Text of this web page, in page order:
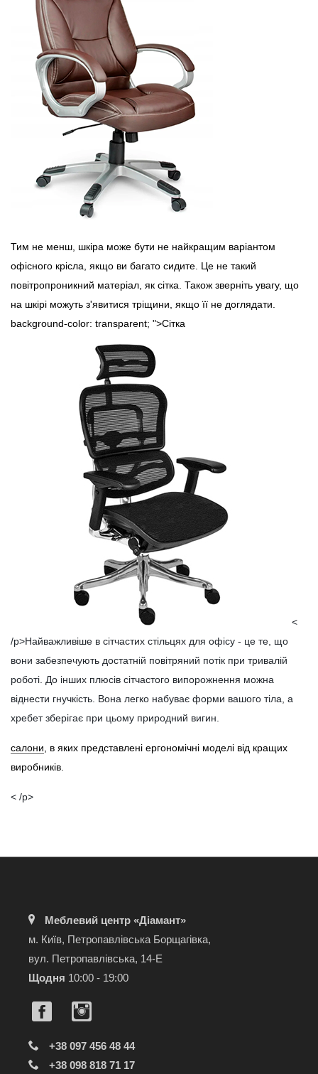
Тим не менш, шкіра може бути не найкращим варіантом
офісного крісла, якщо ви багато сидите. Це не такий
повітропроникний матеріал, як сітка. Також зверніть увагу, що
на шкірі можуть з'явитися тріщини, якщо її не доглядати.
background-color: transparent; ">Сітка
<
/p>Найважливіше в сітчастих стільцях для офісу - це те, що
вони забезпечують достатній повітряний потік при тривалій
роботі. До інших плюсів сітчастого випорожнення можна
віднести гнучкість. Вона легко набуває форми вашого тіла, а
хребет зберігає при цьому природний вигин.
салони , в яких представлені ергономічні моделі від кращих
виробників.
< /p>
Меблевий центр «Діамант»
м. Київ, Петропавлівська Борщагівка,
вул. Петропавлівська, 14-Е
Щодня 10:00 - 19:00
+38 097 456 48 44
+38 098 818 71 17